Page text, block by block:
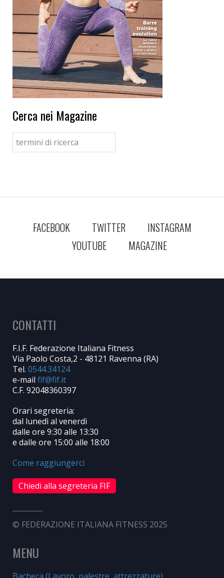
Cerca nei Magazine
FACEBOOK TWITTER
INSTAGRAM
YOUTUBE
MAGAZINE
CONTATTI
F.I.F. Federazione Italiana Fitness
Via Paolo Costa,2 - 48121 Ravenna (RA)
Tel. 0544.34124
e-mail
C.F. 92048360397
Orari segreteria:
dal lunedì al venerdì
dalle ore 9:30 alle 13:30
e dalle ore 15:00 alle 18:00
Come raggiungerci
Chiedi alla segreteria FIF
© FEDERAZIONE ITALIANA FITNESS 2025
MENU